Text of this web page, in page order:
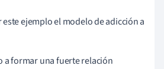
ejemplo el modelo de adicción a
a formar una fuerte relación